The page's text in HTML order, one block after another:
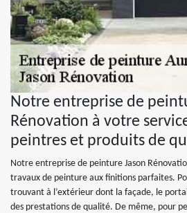
Notre entreprise de
Rénovation à votre
peintres et produits de
Notre entreprise de peinture Jason
travaux de peinture aux finitions parfaites.
trouvant à l’extérieur dont la façade, le
des prestations de qualité. De même, pour